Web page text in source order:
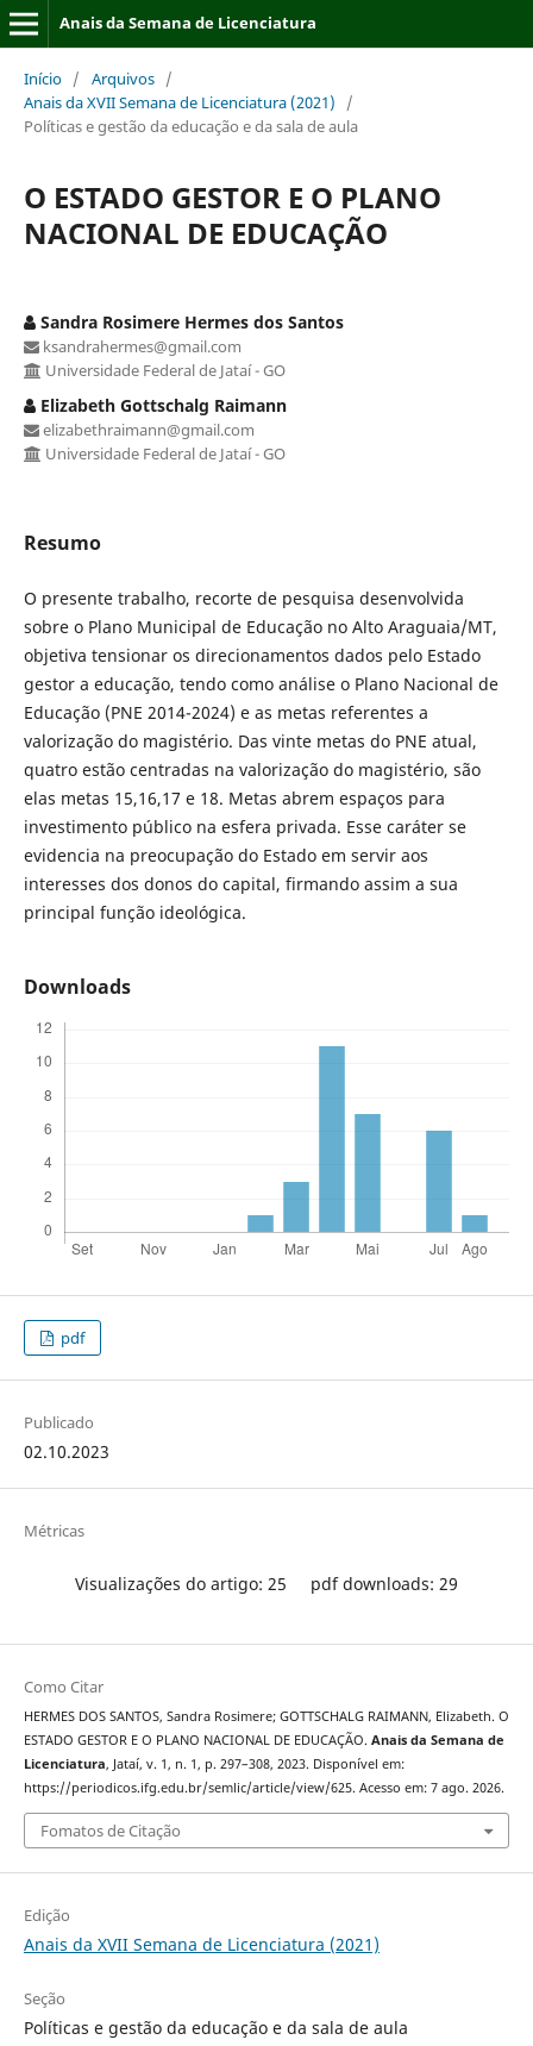
Anais da Semana de Licenciatura
Início / Arquivos /
Anais da XVII Semana de Licenciatura (2021)
/
Políticas e gestão da educação e da sala de aula
O ESTADO GESTOR E O PLANO
NACIONAL DE EDUCAÇÃO
Sandra Rosimere Hermes dos Santos
ksandrahermes@gmail.com
Universidade Federal de Jataí - GO
Elizabeth Gottschalg Raimann
elizabethraimann@gmail.com
Universidade Federal de Jataí - GO
Resumo
O presente trabalho, recorte de pesquisa desenvolvida
sobre o Plano Municipal de Educação no Alto Araguaia/MT,
objetiva tensionar os direcionamentos dados pelo Estado
gestor a educação, tendo como análise o Plano Nacional de
Educação (PNE 2014-2024) e as metas referentes a
valorização do magistério. Das vinte metas do PNE atual,
quatro estão centradas na valorização do magistério, são
elas metas 15,16,17 e 18. Metas abrem espaços para
investimento público na esfera privada. Esse caráter se
evidencia na preocupação do Estado em servir aos
interesses dos donos do capital, firmando assim a sua
principal função ideológica.
Downloads
pdf
Publicado
02.10.2023
Métricas
Visualizações do artigo: 25 pdf downloads: 29
Como Citar
HERMES DOS SANTOS, Sandra Rosimere; GOTTSCHALG RAIMANN, Elizabeth. O
ESTADO GESTOR E O PLANO NACIONAL DE EDUCAÇÃO. Anais da Semana de
Licenciatura, Jataí, v. 1, n. 1, p. 297–308, 2023. Disponível em:
https://periodicos.ifg.edu.br/semlic/article/view/625. Acesso em: 7 ago. 2026.
Fomatos de Citação
Edição
Anais da XVII Semana de Licenciatura (2021)
Seção
Políticas e gestão da educação e da sala de aula